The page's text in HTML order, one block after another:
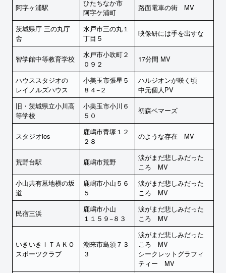
阿字ヶ浦駅
ひたちなか市
阿字ケ浦町
路面電車の街 MV
茨城県庁 三の丸庁
舎
水戸市三の丸１
丁目５
映像研には手を出すな
智学館中等教育学校
水戸市小吹町２
０９２
17分間 MV
ハウススタジオの
レイノルズハウス
小美玉市張星５
８４−２
ハルジオンが咲く頃
中元個人PV
旧・茨城県立小川高
等学校
小美玉市小川６
５０
初森ベマーズ
スタジオios
鹿嶋市青塚１２
２８
のような存在 MV
荒野台駅 鹿嶋市荒野
涙がまだ悲しみだった
ころ MV
小山共有墓地横の坂
道
鹿嶋市小山５６
５
涙がまだ悲しみだった
ころ MV
民宿三浜
鹿嶋市小山
１１５９−８３
涙がまだ悲しみだった
ころ MV
いきいきＩＴＡＫＯ
スポーツクラブ
潮来市島須７３
３
涙がまだ悲しみだった
ころ MV
シークレットグラフィ
ティー MV